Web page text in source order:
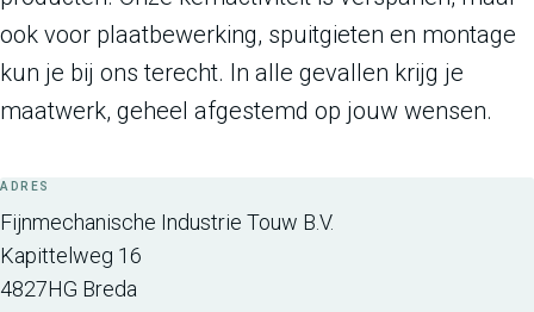
ook voor plaatbewerking, spuitgieten en montage
kun je bij ons terecht. In alle gevallen krijg je
maatwerk, geheel afgestemd op jouw wensen.
ADRES
Fijnmechanische Industrie Touw B.V.
Kapittelweg 16
4827HG Breda